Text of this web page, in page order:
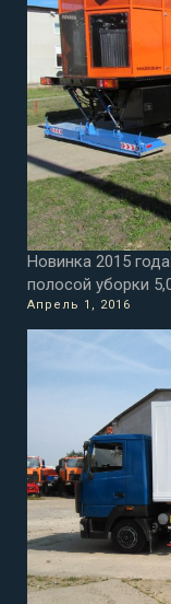
Новинка 2015
полосой уборки
Апрель 1, 2016